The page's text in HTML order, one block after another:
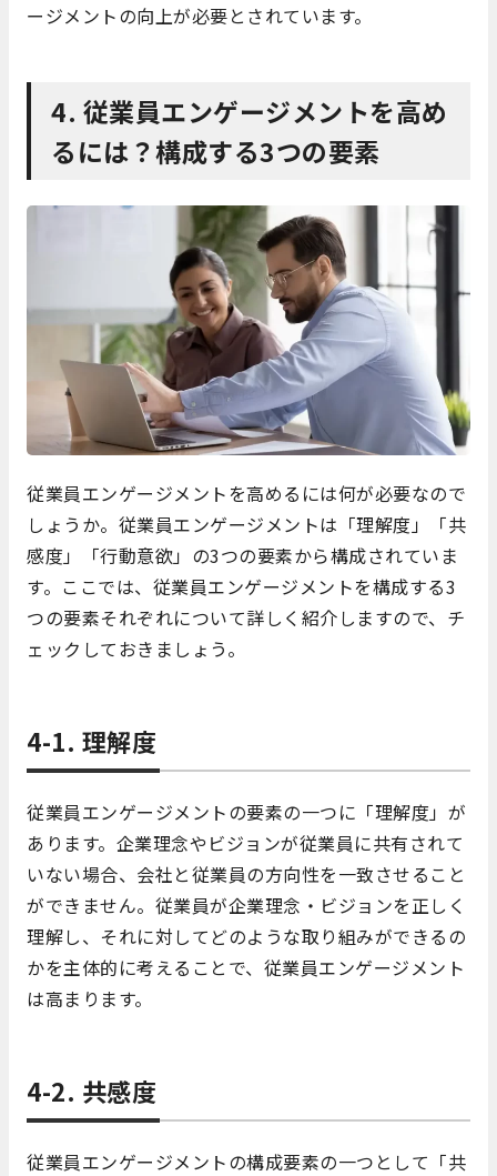
ージメントの向上が必要とされています。
4. 従業員エンゲージメントを高め
るには？構成する3つの要素
従業員エンゲージメントを高めるには何が必要なので
しょうか。従業員エンゲージメントは「理解度」「共
感度」「行動意欲」の3つの要素から構成されていま
す。ここでは、従業員エンゲージメントを構成する3
つの要素それぞれについて詳しく紹介しますので、チ
ェックしておきましょう。
4-1. 理解度
従業員エンゲージメントの要素の一つに「理解度」が
あります。企業理念やビジョンが従業員に共有されて
いない場合、会社と従業員の方向性を一致させること
ができません。従業員が企業理念・ビジョンを正しく
理解し、それに対してどのような取り組みができるの
かを主体的に考えることで、従業員エンゲージメント
は高まります。
4-2. 共感度
従業員エンゲージメントの構成要素の一つとして「共